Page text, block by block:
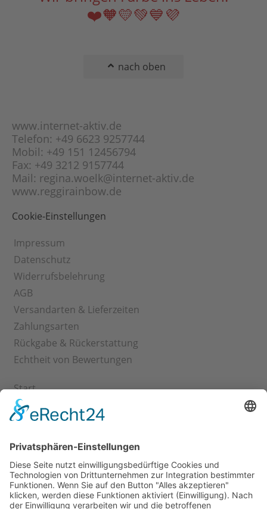
❤️🧡💛💚💙💜
nach oben
www.internet-aktiv.de
Telefon: +49 6623 9257744
Mobil: +49 151 12456794
Fax: +49 3212 9157744
Mail: regina.woelk@internet-aktiv.de
www.reggirainbow.de
Cookie-Einstellungen
Impressum
Datenschutz
Widerrufsbelehrung
AGB
Versandarten & Lieferzeiten
Zahlungsarten
Rückgabe & Rückerstattung
Echtheit von Bewertungen
Start
Kontakt
Shop
Warenkorb
Kasse
Vertrag widerrufen